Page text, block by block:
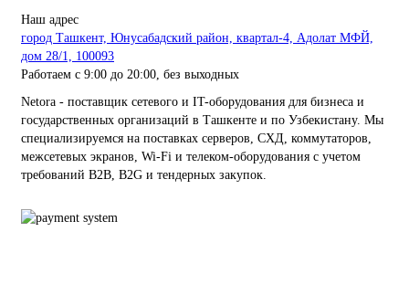
Наш адрес
город Ташкент, Юнусабадский район, квартал-4, Адолат МФЙ,
дом 28/1, 100093
Работаем с 9:00 до 20:00, без выходных
Netora - поставщик сетевого и IT-оборудования для бизнеса и
государственных организаций в Ташкенте и по Узбекистану. Мы
специализируемся на поставках серверов, СХД, коммутаторов,
межсетевых экранов, Wi-Fi и телеком-оборудования с учетом
требований B2B, B2G и тендерных закупок.